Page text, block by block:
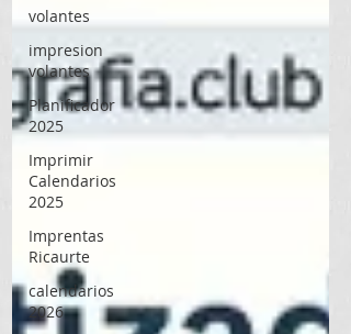
volantes
impresion
volantes
Planificador
2025
Imprimir
Calendarios
2025
Imprentas
Ricaurte
calendarios
2026